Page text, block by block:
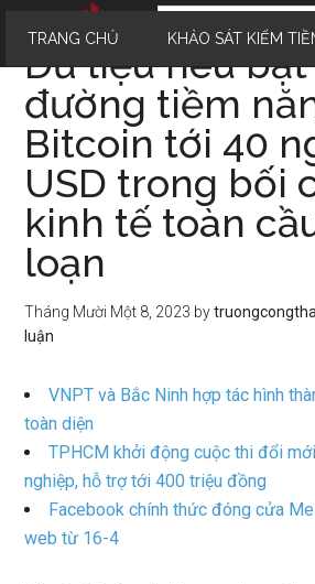
TRANG CHỦ KHẢO SÁT KIẾM
Dữ liệu nêu
đường tiềm
Bitcoin tới 40
USD trong bối
kinh tế toàn
loạn
Tháng Mười Một 8, 2023 by
luận
VNPT và Bắc Ninh hợp tác hình
toàn diện
TPHCM khởi động cuộc thi đổi
nghiệp, hỗ trợ tới 400 triệu đồng
Facebook chính thức đóng cửa
web từ 16-4